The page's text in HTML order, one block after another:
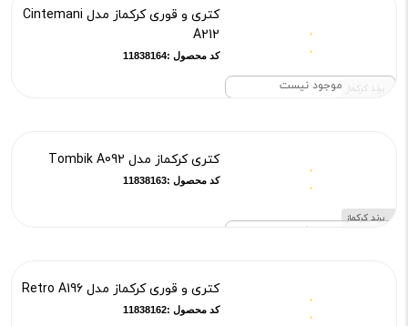
موجود نیست برند کرکماز
کتری و قوری کرکماز مدل Cintemani
A212
کد محصول :11838164
موجود نیست
برند کرکماز
کتری کرکماز مدل Tombik A092
کد محصول :11838163
کتری و قوری کرکماز مدل Retro A196
کد محصول :11838162